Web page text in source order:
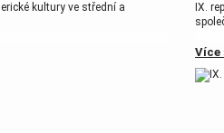
kultury ve střední a
IX.
Více